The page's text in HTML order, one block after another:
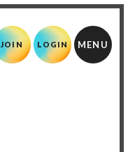
JOIN LOGIN